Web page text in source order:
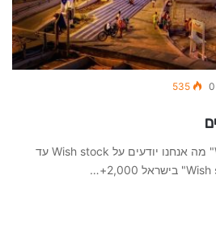
0
535
כל החדשות על "Wish stock" מה אנחנו יודעים על Wish stock עד